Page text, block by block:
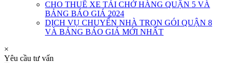
CHO THUÊ XE TẢI CHỞ HÀNG QUẬN 5 VÀ
BẢNG BÁO GIÁ 2024
DỊCH VỤ CHUYỂN NHÀ TRỌN GÓI QUẬN 8
VÀ BẢNG BÁO GIÁ MỚI NHẤT
×
Yêu cầu tư vấn